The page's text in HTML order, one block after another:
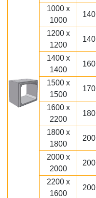
1000 x
1000
1200 x
1200
1400 x
1400
1500 x
1500
1600 x
2200
1800 x
1800
2000 x
2000
2200 x
1600